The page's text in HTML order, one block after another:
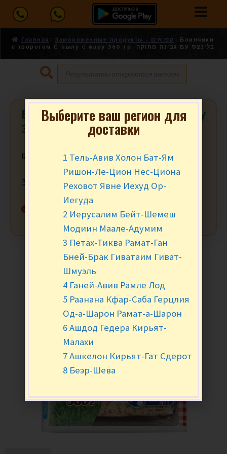
Главная Замороженные продукты - קפואים
Блинчики
с творогом С пылу с жару 360 гр. בלינצס עם גבינה מתוקה
Блинчики с творогом С пылу с жару
360 гр. בלינצס עם גבינה מתוקה
₪ 13.90 за уп.
360 гр.
Нет в наличии
Выберите ваш регион для
доставки
1 Тель-Авив Холон Бат-Ям
Ришон-Ле-Цион Нес-Циона
Реховот Явне Иехуд Ор-
Иегуда
2 Иерусалим Бейт-Шемеш
Модиин Маале-Адумим
3 Петах-Тиква Рамат-Ган
Бней-Брак Гиватаим Гиват-
Шмуэль
4 Ганей-Авив Рамле Лод
5 Раанана Кфар-Саба Герцлия
Од-а-Шарон Рамат-а-Шарон
6 Ашдод Гедера Кирьят-
Малахи
7 Ашкелон Кирьят-Гат Сдерот
8 Беэр-Шева